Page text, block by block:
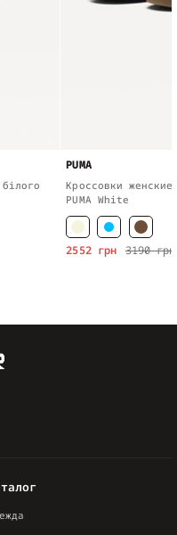
PUMA
Кроссовки
PUMA White
3190 грн
2552 грн